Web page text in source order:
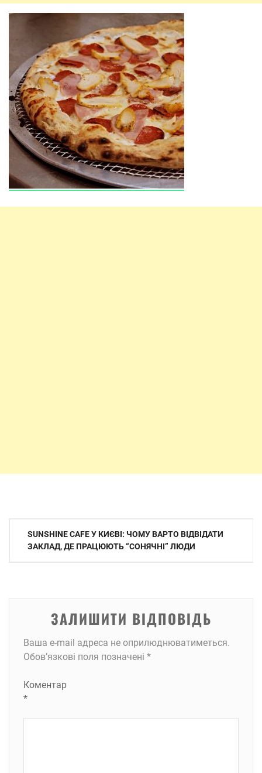
Навігація
записів
SUNSHINE CAFE У КИЄВІ: ЧОМУ ВАРТО ВІДВІДАТИ
ЗАКЛАД, ДЕ ПРАЦЮЮТЬ “СОНЯЧНІ” ЛЮДИ
ЗАЛИШИТИ ВІДПОВІДЬ
Ваша e-mail адреса не оприлюднюватиметься.
Обов’язкові поля позначені *
Коментар
*